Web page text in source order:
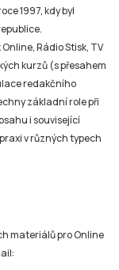
1997, kdy byl
Rádio Stisk, TV
kurzů (s přesahem
redakčního
základní role při
i související
v různých typech
materiálů pro Online